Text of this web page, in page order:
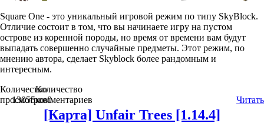
Square One - это уникальный игровой режим по типу SkyBlock.
Отличие состоит в том, что вы начинаете игру на пустом
острове из коренной породы, но время от времени вам будут
выпадать совершенно случайные предметы. Этот режим, по
мнению автора, сделает Skyblock более рандомным и
интересным.
Количество
просмотров
13055
Количество
комментариев
0 Читать
[Карта] Unfair Trees [1.14.4]